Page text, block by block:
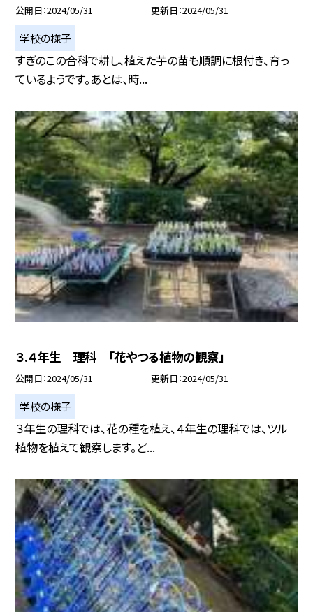
公開日 2024/05/31 更新日 2024/05/31
学校の様子
すぎのこの合科で耕し、植えた芋の苗も順調に根付き、育っ
ているようです。あとは、時...
３.４年生 理科 「花やつる植物の観察」
公開日 2024/05/31 更新日 2024/05/31
学校の様子
３年生の理科では、花の種を植え、４年生の理科では、ツル
植物を植えて観察します。ど...